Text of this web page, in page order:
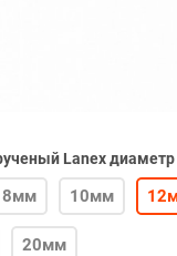
Lanex диаметр
8мм 10мм
20мм